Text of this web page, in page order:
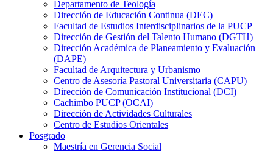
Departamento de Teología
Dirección de Educación Continua (DEC)
Facultad de Estudios Interdisciplinarios de la PUCP
Dirección de Gestión del Talento Humano (DGTH)
Dirección Académica de Planeamiento y Evaluación
(DAPE)
Facultad de Arquitectura y Urbanismo
Centro de Asesoría Pastoral Universitaria (CAPU)
Dirección de Comunicación Institucional (DCI)
Cachimbo PUCP (OCAI)
Dirección de Actividades Culturales
Centro de Estudios Orientales
Posgrado
Maestría en Gerencia Social